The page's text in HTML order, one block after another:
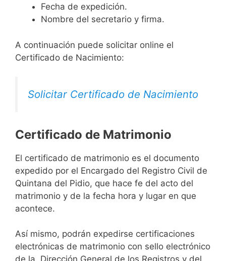
Fecha de expedición.
Nombre del secretario y firma.
A continuación puede solicitar online el
Certificado de Nacimiento:
Solicitar Certificado de Nacimiento
Certificado de Matrimonio
El certificado de matrimonio es el documento
expedido por el Encargado del Registro Civil de
Quintana del Pidio, que hace fe del acto del
matrimonio y de la fecha hora y lugar en que
acontece.
Así mismo, podrán expedirse certificaciones
electrónicas de matrimonio con sello electrónico